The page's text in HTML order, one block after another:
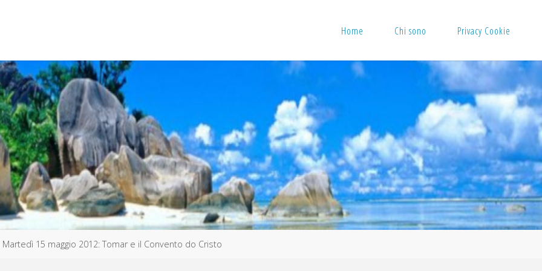
Home Chi sono Privacy Cookie
Martedì 15 maggio 2012: Tomar e il Convento do Cristo